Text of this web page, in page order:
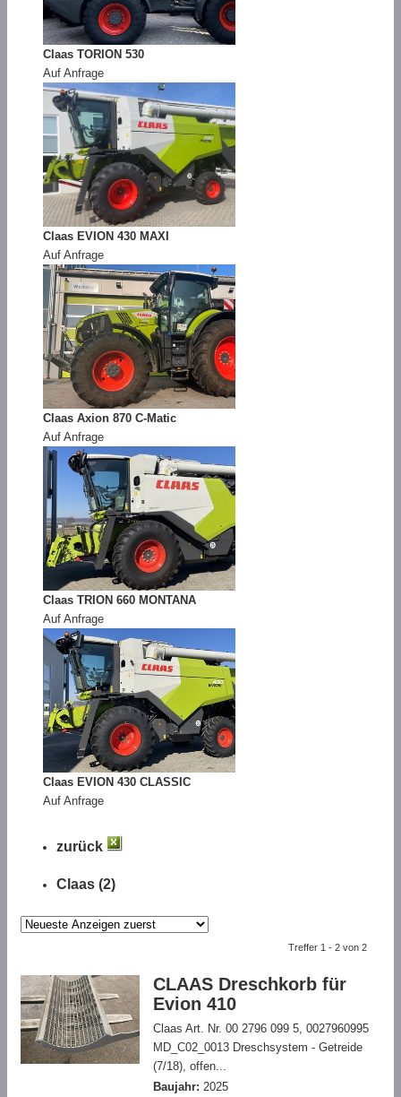
Claas TORION 530
Auf Anfrage
Claas EVION 430 MAXI
Auf Anfrage
Claas Axion 870 C-Matic
Auf Anfrage
Claas TRION 660 MONTANA
Auf Anfrage
Claas EVION 430 CLASSIC
Auf Anfrage
zurück
Claas (2)
Treffer 1 - 2 von 2
CLAAS Dreschkorb für
Evion 410
Claas Art. Nr. 00 2796 099 5, 0027960995
MD_C02_0013 Dreschsystem - Getreide
(7/18), offen...
Baujahr: 2025